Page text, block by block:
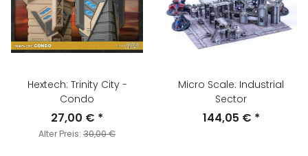
Hextech: Trinity City -
Condo
27,00 € *
Alter Preis: 30,00 €
Micro Scale: Industrial
Sector
144,05 € *